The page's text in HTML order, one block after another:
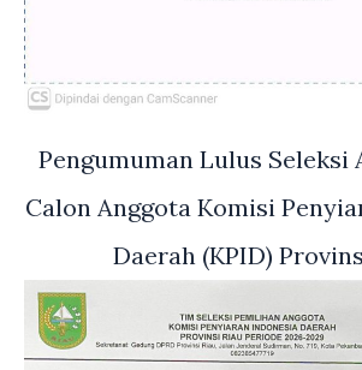
Pengumuman Lulus
Calon Anggota Komisi
Daerah (KPID)